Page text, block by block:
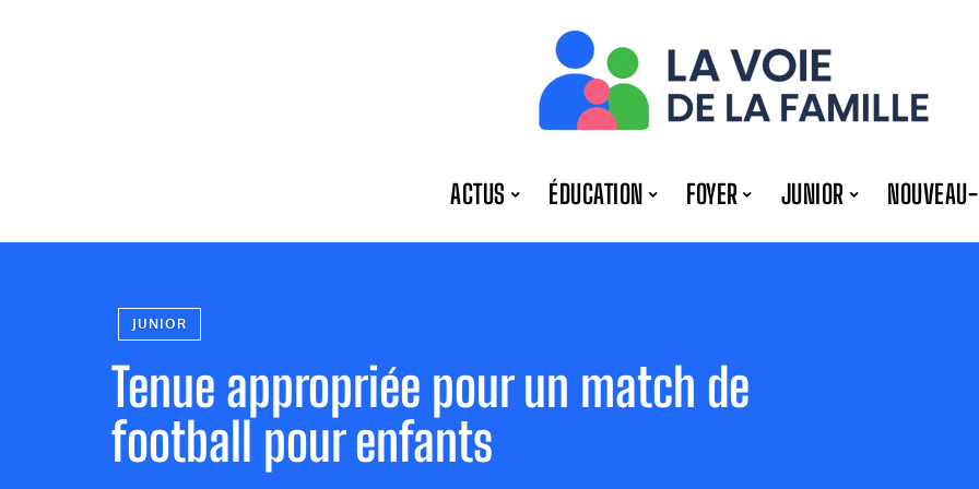
ACTUS ÉDUCATION FOYER JUNIOR
JUNIOR
Tenue appropriée pour un match de
football pour enfants